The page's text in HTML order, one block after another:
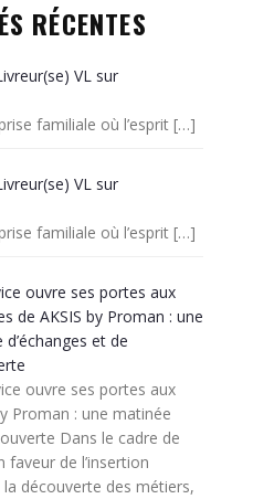
RÉCENTES
VL sur
familiale où l’esprit […]
VL sur
familiale où l’esprit […]
ouvre ses portes aux
de AKSIS by Proman : une
et de
ouvre ses portes aux
Proman : une matinée
Dans le cadre de
de l’insertion
découverte des métiers,